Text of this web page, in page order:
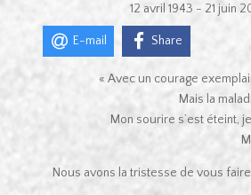
12 avril 1943 - 21 juin
E-mail Share
« Avec un courage
Mais la
Mon sourire s’est éteint,
Nous avons la tristesse de vous